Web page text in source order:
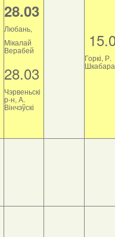
28.03
Любань,
Мікалай
Верабей
28.03
Чэрвеньскі
р-н, А.
Вінчэўскі
Горкі, Р.
Шкабара